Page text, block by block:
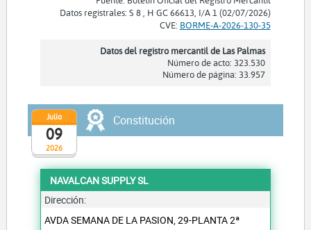
Datos registrales: S 8 , H GC 66613, I/A 1 (02/07/2026)
CVE: BORME-A-2026-130-35
Datos del registro mercantil de Las Palmas
Número de acto: 323.530
Número de página: 33.957
2026
Julio
09
Constitución
NAVALCAN SUPPLY SL
Dirección:
AVDA SEMANA DE LA PASION, 29-PLANTA 2ª